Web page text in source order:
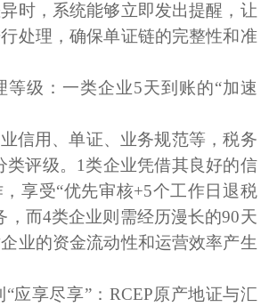
时，系统能够立即发出提醒，让
处理，确保单证链的完整性和准
等级：一类企业5天到账的“加速
信用、单证、业务规范等，税务
类评级。1 类企业凭借其良好的信
享受“优先审核+5个工作日退税
，而4类企业则需经历漫长的90天
业的资金流动性和运营效率产生
“应享尽享”：RCEP原产地证与汇